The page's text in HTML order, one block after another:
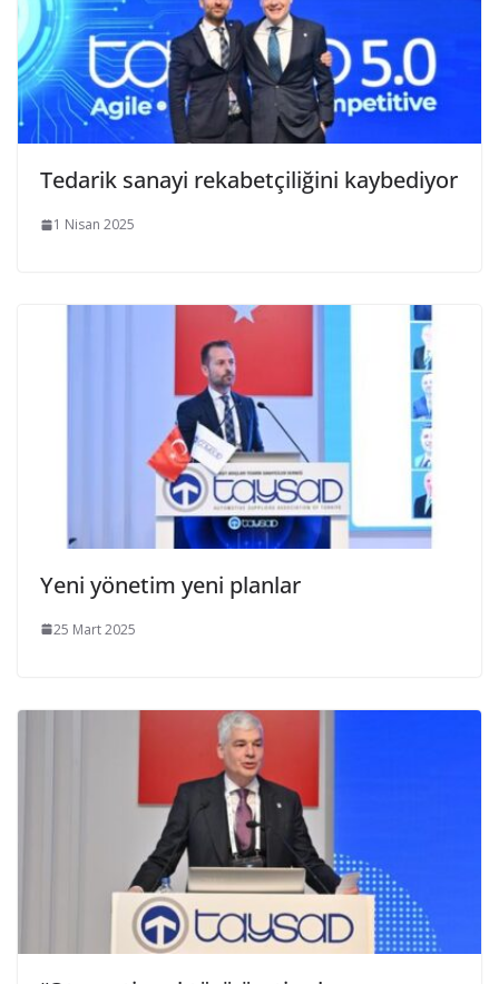
Tedarik sanayi rekabetçiliğini kaybediyor
1 Nisan 2025
Yeni yönetim yeni planlar
25 Mart 2025